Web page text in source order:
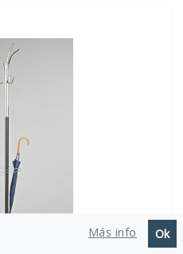
Más info Ok